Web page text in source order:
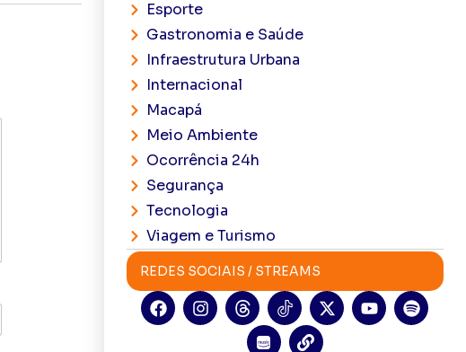
Esporte
Gastronomia e Saúde
Infraestrutura Urbana
Internacional
Macapá
Meio Ambiente
Ocorrência 24h
Segurança
Tecnologia
Viagem e Turismo
REDES SOCIAIS / STREAMS